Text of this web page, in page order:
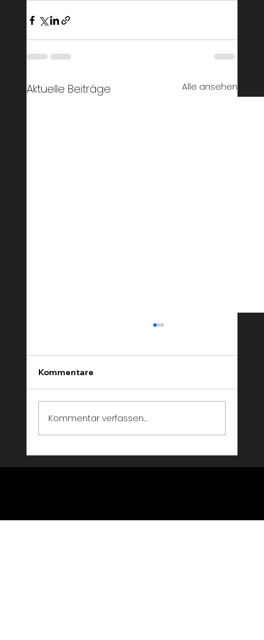
Aktuelle Beiträge Alle ansehen
Walking Acts gehören zu den beliebtesten
Schweiz. Sie bieten eine einzigartige Form
der interaktiven Unterhaltung, bei der
Kommentare
Kommentar verfassen...